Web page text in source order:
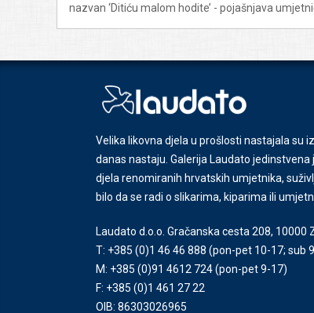
nazvan ‘Ditiću malom hodite’ - pojašnjava
Velika likovna djela u prošlosti nastajala su
danas nastaju. Galerija Laudato
djela renomiranih hrvatskih umjetnika,
bilo da se radi o slikarima, kiparima ili
Laudato d.o.o. Gračanska cesta 208, 10000
T: +385 (0)1 46 46 888 (pon-pet 10-17; sub
M: +385 (0)91 4612 724(pon-pet 9-17)
F: +385 (0)1 461 27 22
OIB: 86303026965